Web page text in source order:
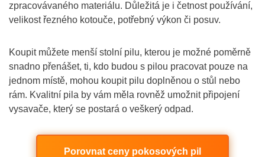
zpracovávaného materiálu. Důležitá je i četnost používání,
velikost řezného kotouče, potřebný výkon či posuv.
Koupit můžete menší stolní pilu, kterou je možné poměrně
snadno přenášet, ti, kdo budou s pilou pracovat pouze na
jednom místě, mohou koupit pilu doplněnou o stůl nebo
rám. Kvalitní pila by vám měla rovněž umožnit připojení
vysavače, který se postará o veškerý odpad.
Porovnat ceny pokosových pil